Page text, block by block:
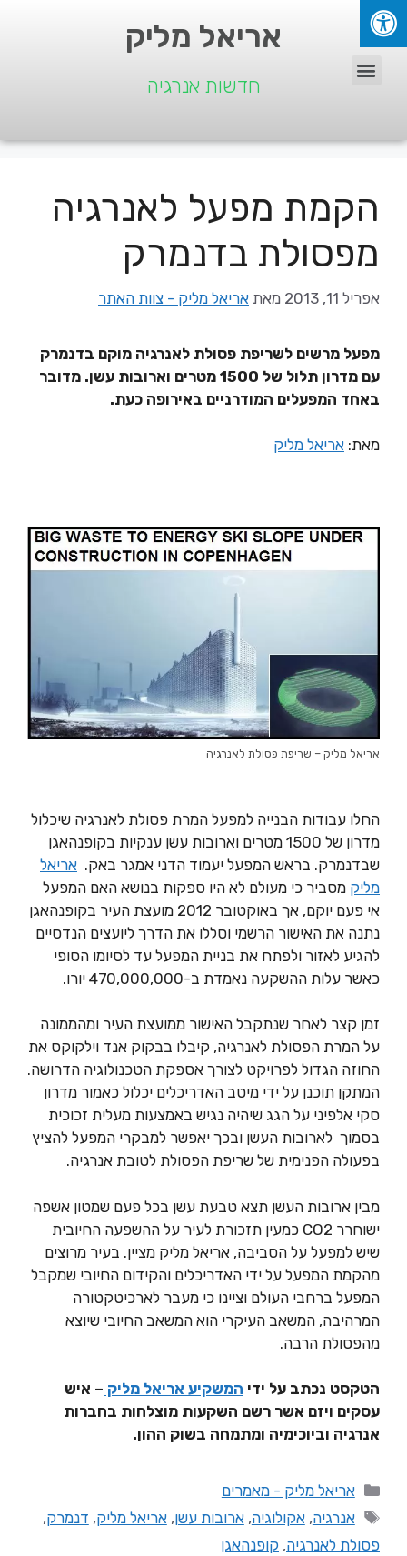
אריאל מליק
חדשות אנרגיה
הקמת מפעל לאנרגיה
מפסולת בדנמרק
אפריל 11, 2013 מאת אריאל מליק - צוות האתר
מפעל מרשים לשריפת פסולת לאנרגיה מוקם בדנמרק
עם מדרון תלול של 1500 מטרים וארובות עשן. מדובר
באחד המפעלים המודרניים באירופה כעת.
מאת: אריאל מליק
אריאל מליק – שריפת פסולת לאנרגיה
החלו עבודות הבנייה למפעל המרת פסולת לאנרגיה שיכלול
מדרון של 1500 מטרים וארובות עשן ענקיות בקופנהאגן
שבדנמרק. בראש המפעל יעמוד הדני אמגר באק. אריאל
מליק מסביר כי מעולם לא היו ספקות בנושא האם המפעל
אי פעם יוקם, אך באוקטובר 2012 מועצת העיר בקופנהאגן
נתנה את האישור הרשמי וסללו את הדרך ליועצים הנדסיים
להגיע לאזור ולפתח את בניית המפעל עד לסיומו הסופי
כאשר עלות ההשקעה נאמדת ב-470,000,000 יורו.
זמן קצר לאחר שנתקבל האישור ממועצת העיר ומהממונה
על המרת הפסולת לאנרגיה, קיבלו בבקוק אנד וילקוקס את
החוזה הגדול לפרויקט לצורך אספקת הטכנולוגיה הדרושה.
המתקן תוכנן על ידי מיטב האדריכלים יכלול כאמור מדרון
סקי אלפיני על הגג שיהיה נגיש באמצעות מעלית זכוכית
בסמוך לארובות העשן ובכך יאפשר למבקרי המפעל להציץ
בפעולה הפנימית של שריפת הפסולת לטובת אנרגיה.
מבין ארובות העשן תצא טבעת עשן בכל פעם שמטון אשפה
ישוחרר CO2 כמעין תזכורת לעיר על ההשפעה החיובית
שיש למפעל על הסביבה, אריאל מליק מציין. בעיר מרוצים
מהקמת המפעל על ידי האדריכלים והקידום החיובי שמקבל
המפעל ברחבי העולם וציינו כי מעבר לארכיטקטורה
המרהיבה, המשאב העיקרי הוא המשאב החיובי שיוצא
מהפסולת הרבה.
הטקסט נכתב על ידי המשקיע אריאל מליק – איש
עסקים ויזם אשר רשם השקעות מוצלחות בחברות
אנרגיה וביוכימיה ומתמחה בשוק ההון.
אריאל מליק - מאמרים
אנרגיה,אקולוגיה,ארובות עשן,אריאל מליק, דנמרק,
פסולת לאנרגיה, קופנהאגן